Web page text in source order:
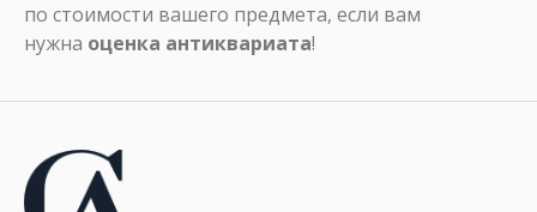
по стоимости вашего предмета, если вам
нужна оценка антиквариата!